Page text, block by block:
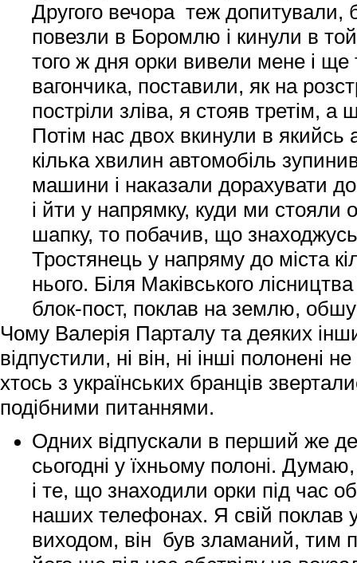
Другого вечора теж допитували,
повезли в Боромлю і кинули в
того ж дня орки вивели мене і ще
вагончика, поставили, як на
постріли зліва, я стояв третім,
Потім нас двох вкинули в якийсь
кілька хвилин автомобіль
машини і наказали дорахувати
і йти у напрямку, куди ми стояли
шапку, то побачив, що
Тростянець у напряму до міста
нього. Біля Маківського
блок-пост, поклав на землю,
Чому Валерія Парталу та деяких
відпустили, ні він, ні інші полонені
хтось з українських бранців
подібними питаннями.
Одних відпускали в перший же
сьогодні у їхньому полоні.
і те, що знаходили орки під час
наших телефонах. Я свій поклав
виходом, він був зламаний, тим